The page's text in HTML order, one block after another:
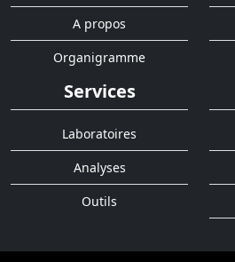
A propos
Organigramme
Services
Laboratoires
Analyses
Outils